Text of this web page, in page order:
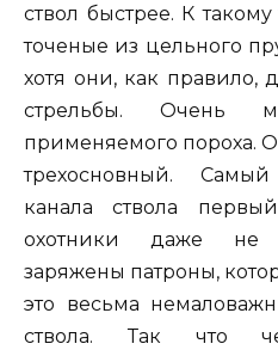
ствол быстрее. К
точеные из цельного
хотя они, как правило,
стрельбы. Очень
применяемого пороха.
трехосновный.
канала ствола
охотники даже не
заряжены патроны,
это весьма
ствола. Так что